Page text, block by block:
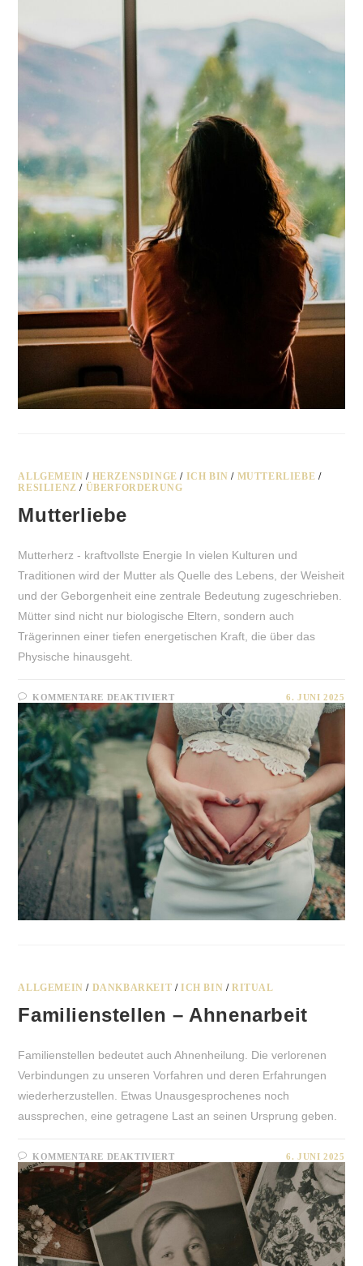
ALLGEMEIN / HERZENSDINGE / ICH BIN / MUTTERLIEBE /
RESILIENZ / ÜBERFORDERUNG
Mutterliebe
Mutterherz - kraftvollste Energie In vielen Kulturen und
Traditionen wird der Mutter als Quelle des Lebens, der Weisheit
und der Geborgenheit eine zentrale Bedeutung zugeschrieben.
Mütter sind nicht nur biologische Eltern, sondern auch
Trägerinnen einer tiefen energetischen Kraft, die über das
Physische hinausgeht.
KOMMENTARE DEAKTIVIERTFÜR
MUTTERLIEBE
6. JUNI 2025
ALLGEMEIN / DANKBARKEIT /ICH BIN /RITUAL
Familienstellen – Ahnenarbeit
Familienstellen bedeutet auch Ahnenheilung. Die verlorenen
Verbindungen zu unseren Vorfahren und deren Erfahrungen
wiederherzustellen. Etwas Unausgesprochenes noch
aussprechen, eine getragene Last an seinen Ursprung geben.
KOMMENTARE DEAKTIVIERTFÜR
FAMILIENSTELLEN
–
AHNENARBEIT
6. JUNI 2025